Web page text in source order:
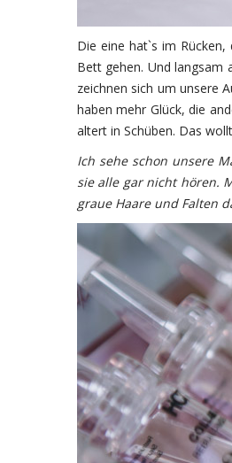
Die eine hat`s im
Bett gehen. Und langsam
zeichnen sich um unsere
haben mehr Glück, die
altert in Schüben. Das
Ich sehe schon unsere
sie alle gar nicht hören.
graue Haare und Falten